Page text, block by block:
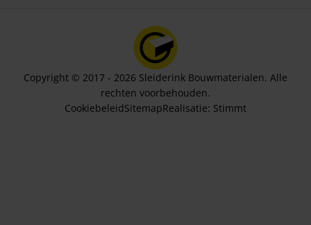
Copyright © 2017 - 2026 Sleiderink Bouwmaterialen. Alle
rechten voorbehouden.
CookiebeleidSitemapRealisatie: Stimmt